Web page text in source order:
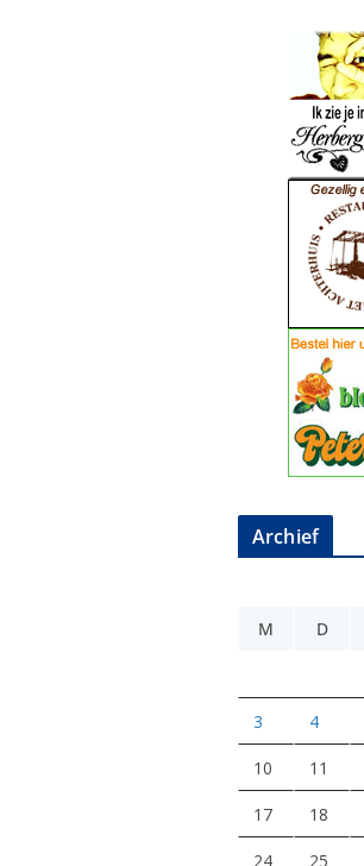
Archief
M
D
3 4
10 11
17 18
24 25